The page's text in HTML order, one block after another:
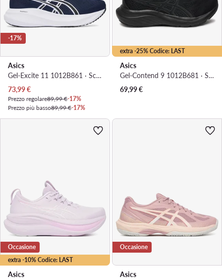
-17%
Asics
Gel-Excite 11 1012B861 · Scarpe running
Prezzo attuale
73,99€
Prezzo regolare89,99 €-17%
Prezzo più basso89,99 €-17%
extra -25% Codice: LAST
Asics
Gel-Contend 9 1012B681 · Scarpe running
69,99€
extra -10% Codice: LAST
Occasione
Asics
Occasione
Asics